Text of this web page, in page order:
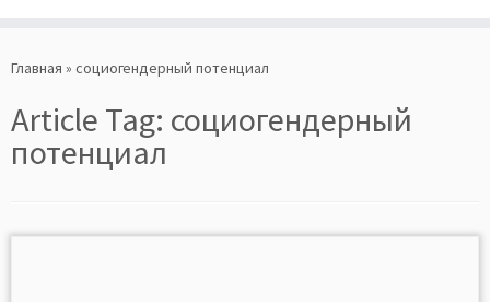
toГлавная » социогендерный потенциал
Article Tag: социогендерный
потенциал